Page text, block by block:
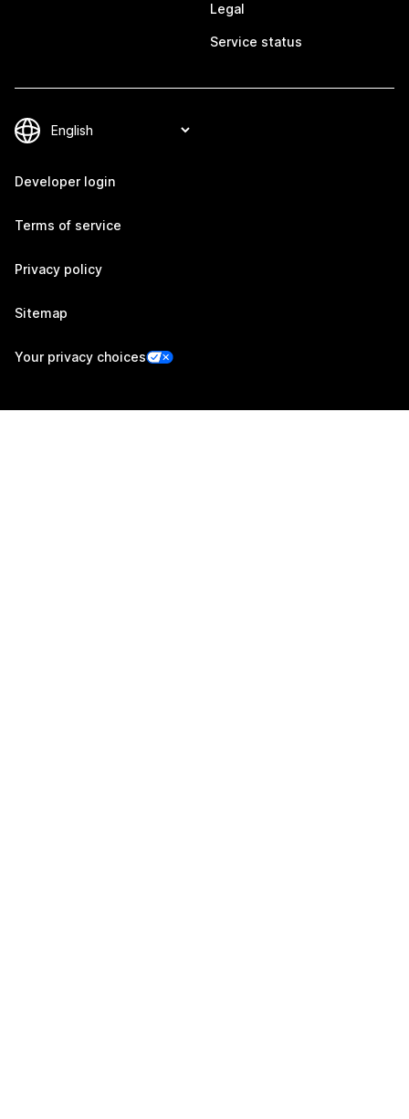
Legal
Service status
Developer login
Terms of service
Privacy policy
Sitemap
Your privacy choices